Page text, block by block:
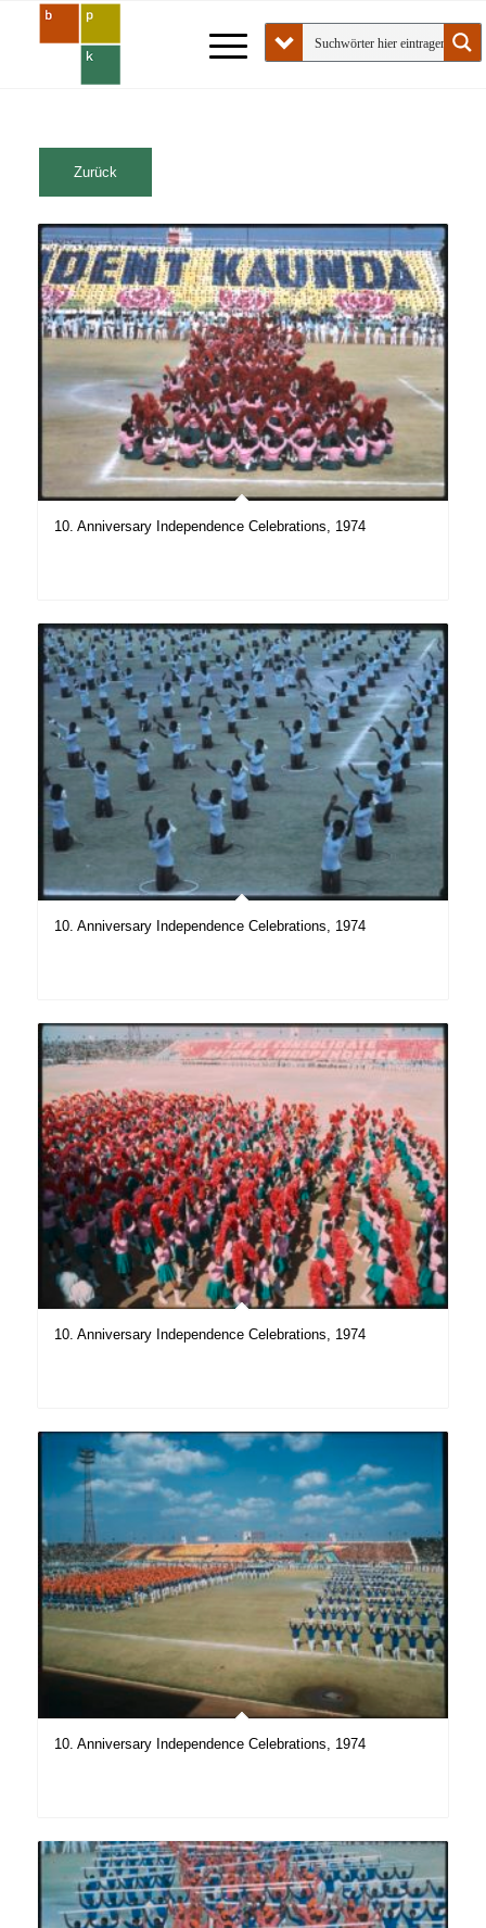
10. Anniversary Independence Celebrations, 1974
10. Anniversary Independence Celebrations, 1974
10. Anniversary Independence Celebrations, 1974
10. Anniversary Independence Celebrations, 1974